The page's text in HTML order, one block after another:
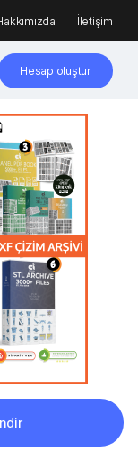
İletişim
Hesap oluştur